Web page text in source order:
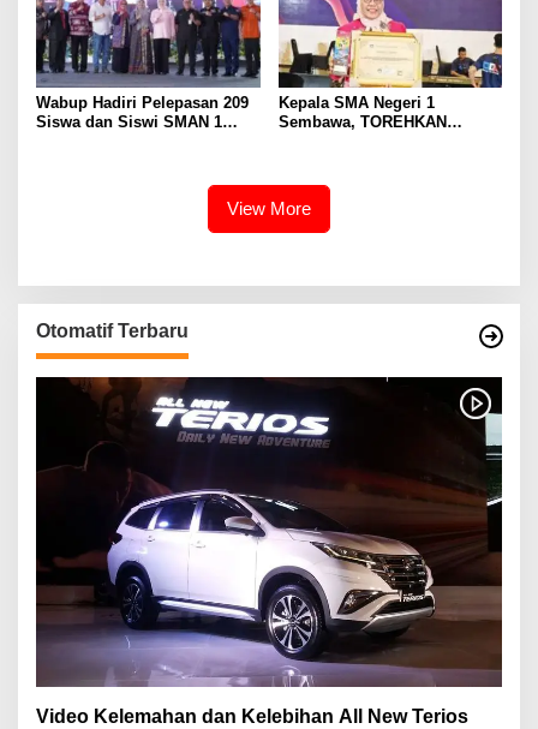
Wabup Hadiri Pelepasan 209
Siswa dan Siswi SMAN 1
Kepala SMA Negeri 1
Sembawa, TOREHKAN
View More
Otomatif Terbaru
Video Kelemahan dan Kelebihan All New Terios